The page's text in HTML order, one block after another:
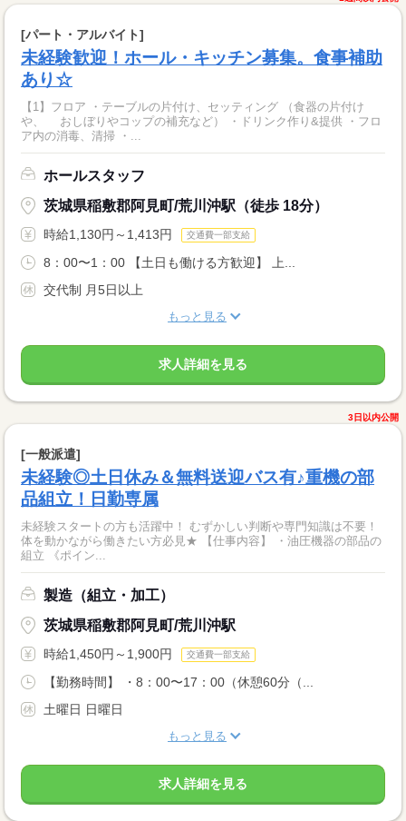
[パート・アルバイト]
未経験歓迎！ホール・キッチン募集。食事補助
あり☆
【1】フロア ・テーブルの片付け、セッティング （食器の片付け
や、 おしぼりやコップの補充など） ・ドリンク作り&提供 ・フロ
ア内の消毒、清掃 ・...
ホールスタッフ
茨城県稲敷郡阿見町/荒川沖駅（徒歩 18分）
時給1,130円～1,413円 交通費一部支給
8：00〜1：00 【土日も働ける方歓迎】 上...
交代制 月5日以上
もっと見る
求人詳細を見る
3日以内公開
[一般派遣]
未経験◎土日休み＆無料送迎バス有♪重機の部
品組立！日勤専属
未経験スタートの方も活躍中！ むずかしい判断や専門知識は不要！
体を動かながら働きたい方必見★ 【仕事内容】 ・油圧機器の部品の
組立 《ポイン...
製造（組立・加工）
茨城県稲敷郡阿見町/荒川沖駅
時給1,450円～1,900円 交通費一部支給
【勤務時間】 ・8：00〜17：00（休憩60分（...
土曜日 日曜日
もっと見る
求人詳細を見る